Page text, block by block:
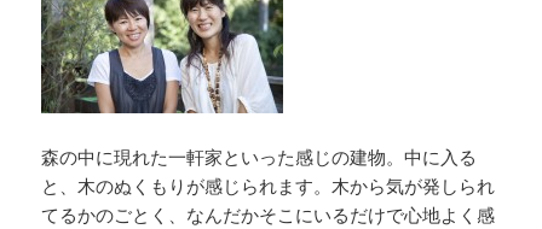
森の中に現れた一軒家といった感じの建物。中に入る
と、木のぬくもりが感じられます。木から気が発しられ
てるかのごとく、なんだかそこにいるだけで心地よく感